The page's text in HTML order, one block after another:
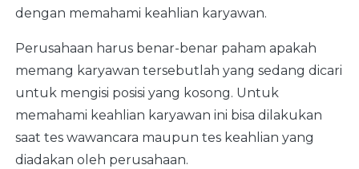
dengan memahami keahlian karyawan.
Perusahaan harus benar-benar paham apakah
memang karyawan tersebutlah yang sedang dicari
untuk mengisi posisi yang kosong. Untuk
memahami keahlian karyawan ini bisa dilakukan
saat tes wawancara maupun tes keahlian yang
diadakan oleh perusahaan.